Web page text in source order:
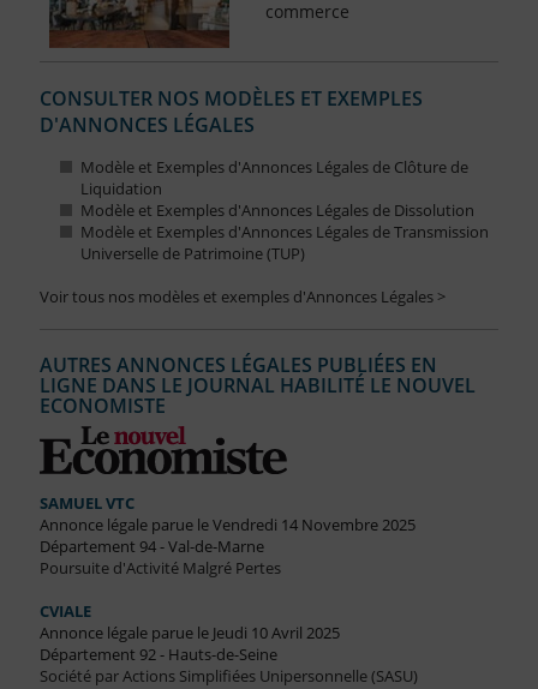
commerce
CONSULTER NOS MODÈLES ET EXEMPLES
D'ANNONCES LÉGALES
Modèle et Exemples d'Annonces Légales de Clôture de
Liquidation
Modèle et Exemples d'Annonces Légales de Dissolution
Modèle et Exemples d'Annonces Légales de Transmission
Universelle de Patrimoine (TUP)
Voir tous nos modèles et exemples d'Annonces Légales >
AUTRES ANNONCES LÉGALES PUBLIÉES EN
LIGNE DANS LE JOURNAL HABILITÉ LE NOUVEL
ECONOMISTE
SAMUEL VTC
Annonce légale parue le Vendredi 14 Novembre 2025
Département 94 - Val-de-Marne
Poursuite d'Activité Malgré Pertes
CVIALE
Annonce légale parue le Jeudi 10 Avril 2025
Département 92 - Hauts-de-Seine
Société par Actions Simplifiées Unipersonnelle (SASU)